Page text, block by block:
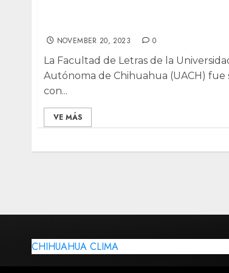
NOVEMBER 20, 2023 0
La Facultad de Letras de la
Autónoma de Chihuahua (UACH) fue
con...
VE MÁS
CHIHUAHUA CLIMA